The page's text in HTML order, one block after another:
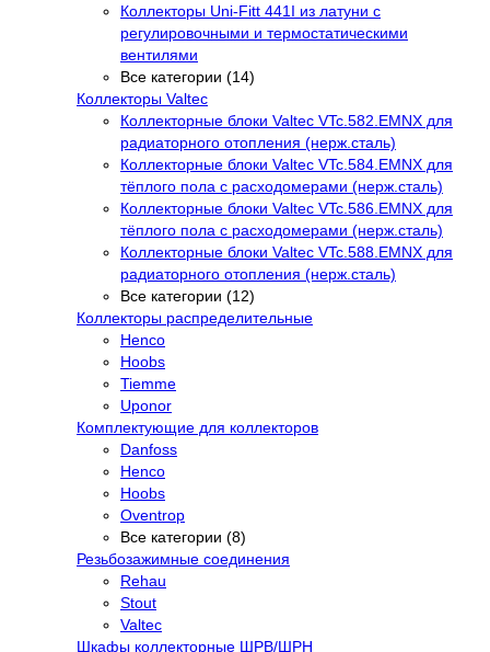
Коллекторы Uni-Fitt 441I из латуни с
регулировочными и термостатическими
вентилями
Все категории (14)
Коллекторы Valtec
Коллекторные блоки Valtec VTc.582.EMNX для
радиаторного отопления (нерж.сталь)
Коллекторные блоки Valtec VTc.584.EMNX для
тёплого пола с расходомерами (нерж.сталь)
Коллекторные блоки Valtec VTc.586.EMNX для
тёплого пола с расходомерами (нерж.сталь)
Коллекторные блоки Valtec VTc.588.EMNX для
радиаторного отопления (нерж.сталь)
Все категории (12)
Коллекторы распределительные
Henco
Hoobs
Tiemme
Uponor
Комплектующие для коллекторов
Danfoss
Henco
Hoobs
Oventrop
Все категории (8)
Резьбозажимные соединения
Rehau
Stout
Valtec
Шкафы коллекторные ШРВ/ШРН